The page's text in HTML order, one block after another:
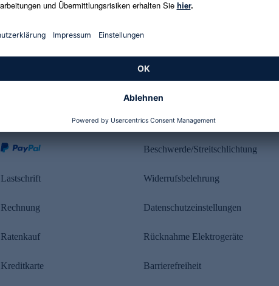
Lastschrift
Rechnung
Ratenkauf
Kreditkarte
Rechtliches
Beschwerde/Streitschlichtung
Widerrufsbelehrung
Datenschutzeinstellungen
Rücknahme Elektrogeräte
Barrierefreiheit